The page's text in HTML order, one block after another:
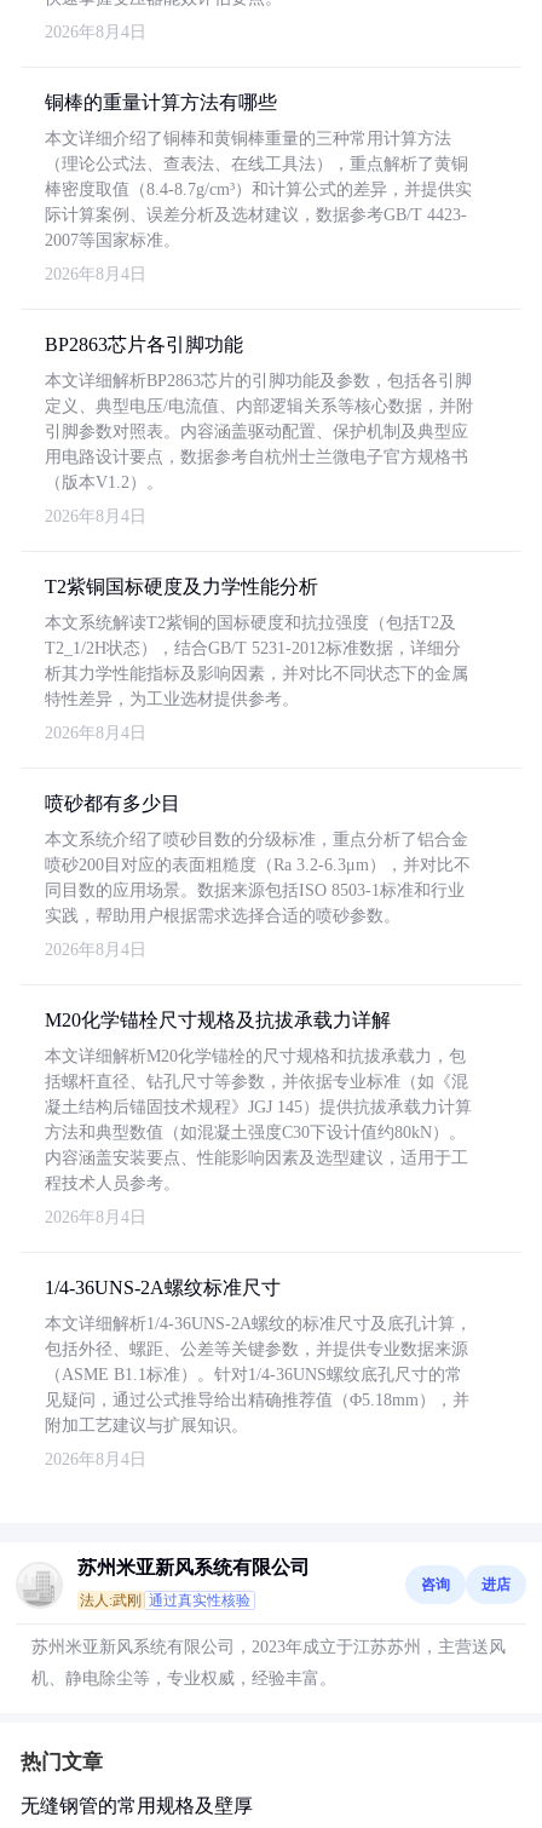
2026年8月4日
铜棒的重量计算方法有哪些
本文详细介绍了铜棒和黄铜棒重量的三种常用计算方法
（理论公式法、查表法、在线工具法），重点解析了黄铜
棒密度取值（8.4-8.7g/cm³）和计算公式的差异，并提供实
际计算案例、误差分析及选材建议，数据参考GB/T 4423-
2007等国家标准。
2026年8月4日
BP2863芯片各引脚功能
本文详细解析BP2863芯片的引脚功能及参数，包括各引脚
定义、典型电压/电流值、内部逻辑关系等核心数据，并附
引脚参数对照表。内容涵盖驱动配置、保护机制及典型应
用电路设计要点，数据参考自杭州士兰微电子官方规格书
（版本V1.2）。
2026年8月4日
T2紫铜国标硬度及力学性能分析
本文系统解读T2紫铜的国标硬度和抗拉强度（包括T2及
T2_1/2H状态），结合GB/T 5231-2012标准数据，详细分
析其力学性能指标及影响因素，并对比不同状态下的金属
特性差异，为工业选材提供参考。
2026年8月4日
喷砂都有多少目
本文系统介绍了喷砂目数的分级标准，重点分析了铝合金
喷砂200目对应的表面粗糙度（Ra 3.2-6.3μm），并对比不
同目数的应用场景。数据来源包括ISO 8503-1标准和行业
实践，帮助用户根据需求选择合适的喷砂参数。
2026年8月4日
M20化学锚栓尺寸规格及抗拔承载力详解
本文详细解析M20化学锚栓的尺寸规格和抗拔承载力，包
括螺杆直径、钻孔尺寸等参数，并依据专业标准（如《混
凝土结构后锚固技术规程》JGJ 145）提供抗拔承载力计算
方法和典型数值（如混凝土强度C30下设计值约80kN）。
内容涵盖安装要点、性能影响因素及选型建议，适用于工
程技术人员参考。
2026年8月4日
1/4-36UNS-2A螺纹标准尺寸
本文详细解析1/4-36UNS-2A螺纹的标准尺寸及底孔计算，
包括外径、螺距、公差等关键参数，并提供专业数据来源
（ASME B1.1标准）。针对1/4-36UNS螺纹底孔尺寸的常
见疑问，通过公式推导给出精确推荐值（Φ5.18mm），并
附加工艺建议与扩展知识。
2026年8月4日
苏州米亚新风系统有限公司
法人:武刚 通过真实性核验
咨询 进店
苏州米亚新风系统有限公司，2023年成立于江苏苏州，主营送风
机、静电除尘等，专业权威，经验丰富。
热门文章
无缝钢管的常用规格及壁厚